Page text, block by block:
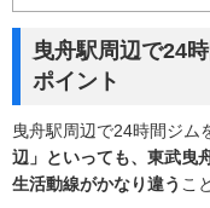
曳舟駅周辺で24
ポイント
曳舟駅周辺で24時間ジム
辺」といっても、東武曳
生活動線がかなり違う こ